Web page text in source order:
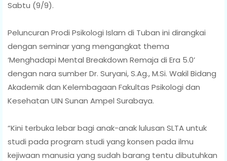
Sabtu (9/9).
Peluncuran Prodi Psikologi Islam di Tuban ini dirangkai
dengan seminar yang mengangkat thema
‘Menghadapi Mental Breakdown Remaja di Era 5.0’
dengan nara sumber Dr. Suryani, S.Ag., M.Si. Wakil Bidang
Akademik dan Kelembagaan Fakultas Psikologi dan
Kesehatan UIN Sunan Ampel Surabaya.
“Kini terbuka lebar bagi anak-anak lulusan SLTA untuk
studi pada program studi yang konsen pada ilmu
kejiwaan manusia yang sudah barang tentu dibutuhkan